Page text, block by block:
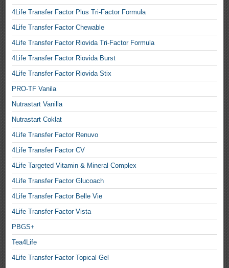
4Life Transfer Factor Plus Tri-Factor Formula
4Life Transfer Factor Chewable
4Life Transfer Factor Riovida Tri-Factor Formula
4Life Transfer Factor Riovida Burst
4Life Transfer Factor Riovida Stix
PRO-TF Vanila
Nutrastart Vanilla
Nutrastart Coklat
4Life Transfer Factor Renuvo
4Life Transfer Factor CV
4Life Targeted Vitamin & Mineral Complex
4Life Transfer Factor Glucoach
4Life Transfer Factor Belle Vie
4Life Transfer Factor Vista
PBGS+
Tea4Life
4Life Transfer Factor Topical Gel